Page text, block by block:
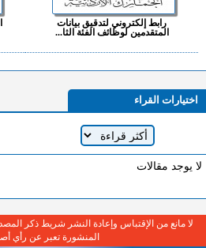
رابط إلكتروني لتدقيق بيانات
المتقدمين لوظائف الفئة الثا...
اختيارات القراء
لا يوجد مقالات
لا مانع من الإقتباس وإعادة النشر شريط ذكر
المنشورة تعبر عن رأي